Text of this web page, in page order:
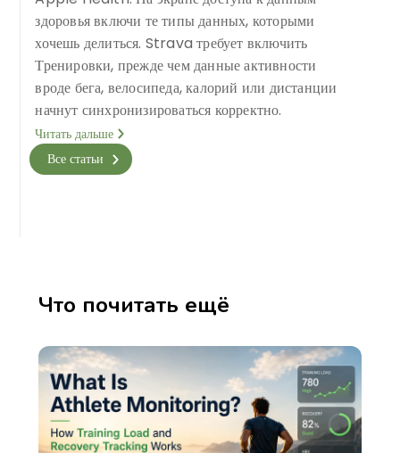
здоровья включи те типы данных, которыми
хочешь делиться. Strava требует включить
Тренировки, прежде чем данные активности
вроде бега, велосипеда, калорий или дистанции
начнут синхронизироваться корректно.
Читать дальше
Все статьи
Что почитать ещё